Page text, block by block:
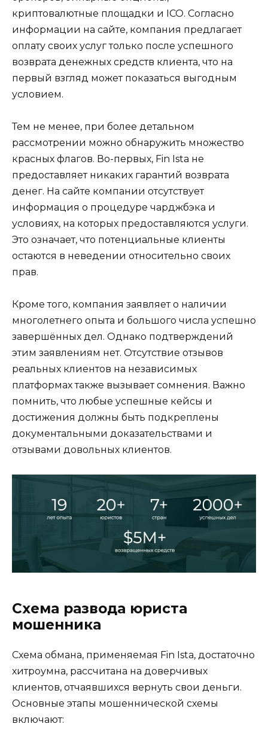
криптовалютные площадки и ICO. Согласно
информации на сайте, компания предлагает
оплату своих услуг только после успешного
возврата денежных средств клиента, что на
первый взгляд может показаться выгодным
условием.
Тем не менее, при более детальном
рассмотрении можно обнаружить множество
красных флагов. Во-первых, Fin Ista не
предоставляет никаких гарантий возврата
денег. На сайте компании отсутствует
информация о процедуре чарджбэка и
условиях, на которых предоставляются услуги.
Это означает, что потенциальные клиенты
остаются в неведении относительно своих
прав.
Кроме того, компания заявляет о наличии
многолетнего опыта и большого числа успешно
завершённых дел. Однако подтверждений
этим заявлениям нет. Отсутствие отзывов
реальных клиентов на независимых
платформах также вызывает сомнения. Важно
помнить, что любые успешные кейсы и
достижения должны быть подкреплены
документальными доказательствами и
отзывами довольных клиентов.
Схема развода юриста
мошенника
Схема обмана, применяемая Fin Ista, достаточно
хитроумна, рассчитана на доверчивых
клиентов, отчаявшихся вернуть свои деньги.
Основные этапы мошеннической схемы
включают: